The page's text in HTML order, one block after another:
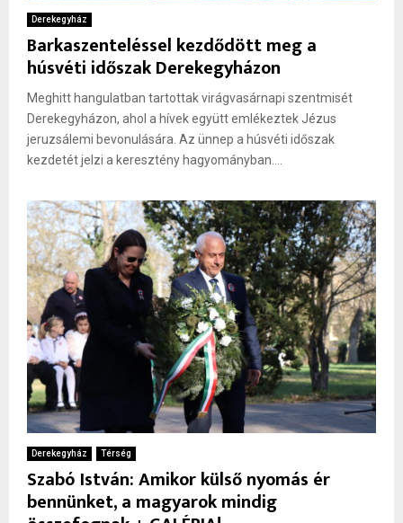
Derekegyház
Barkaszenteléssel kezdődött meg a
húsvéti időszak Derekegyházon
Meghitt hangulatban tartottak virágvasárnapi szentmisét
Derekegyházon, ahol a hívek együtt emlékeztek Jézus
jeruzsálemi bevonulására. Az ünnep a húsvéti időszak
kezdetét jelzi a keresztény hagyományban....
Derekegyház Térség
Szabó István: Amikor külső nyomás ér
bennünket, a magyarok mindig